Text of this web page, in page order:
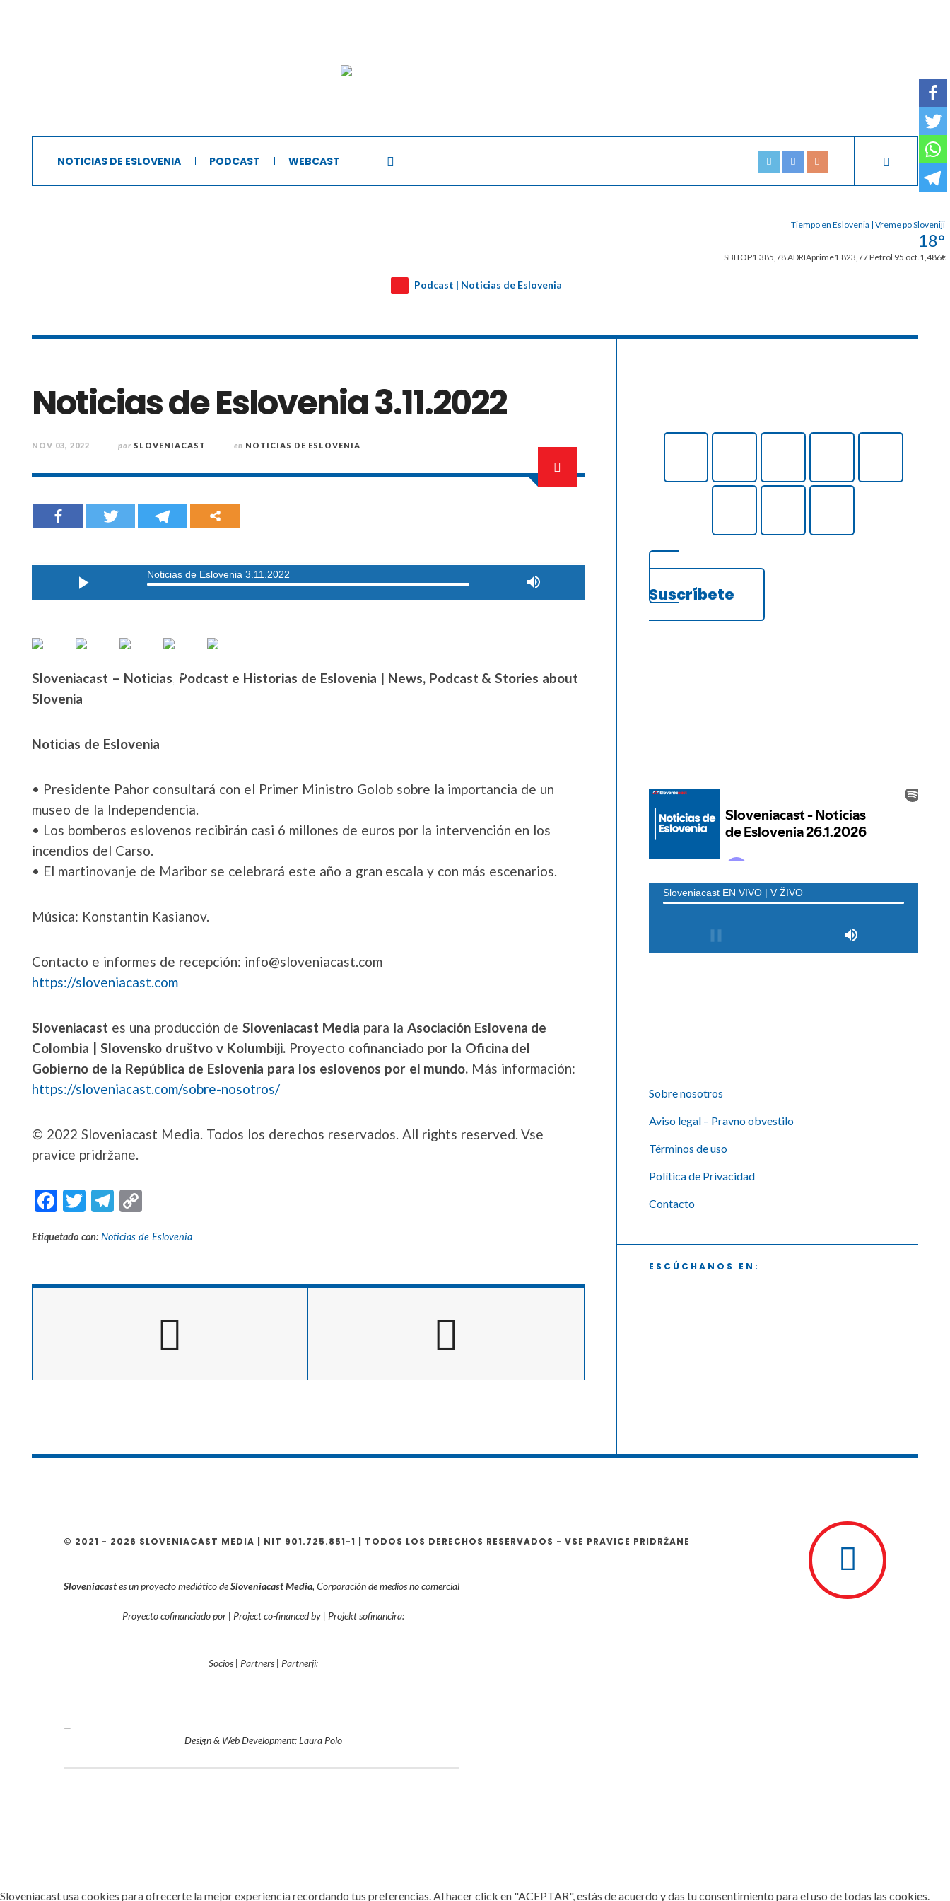
NOTICIAS DE ESLOVENIA PODCAST WEBCAST
Tiempo en Eslovenia | Vreme po Sloveniji
18°
SBITOP1.385,78ADRIAprime1.823,77Petrol 95 oct. 1,486€
Podcast | Noticias de Eslovenia
Noticias de Eslovenia 3.11.2022
NOV 03, 2022 por SLOVENIACAST en NOTICIAS DE ESLOVENIA
Sloveniacast – Noticias, Podcast e Historias de Eslovenia | News, Podcast & Stories about
Slovenia
Noticias de Eslovenia
• Presidente Pahor consultará con el Primer Ministro Golob sobre la importancia de un
museo de la Independencia.
• Los bomberos eslovenos recibirán casi 6 millones de euros por la intervención en los
incendios del Carso.
• El martinovanje de Maribor se celebrará este año a gran escala y con más escenarios.
Música: Konstantin Kasianov.
Contacto e informes de recepción: info@sloveniacast.com
https://sloveniacast.com
Sloveniacast es una producción de Sloveniacast Media para la Asociación Eslovena de
Colombia | Slovensko društvo v Kolumbiji.Proyecto cofinanciado por la Oficina del
Gobierno de la República de Eslovenia para los eslovenos por el mundo. Más información:
https://sloveniacast.com/sobre-nosotros/
© 2022 Sloveniacast Media. Todos los derechos reservados. All rights reserved. Vse
pravice pridržane.
F
e
o
T
itt
T
e
a
p
Li
Etiquetado con: Noticias de Eslovenia
Suscríbete
Sobre nosotros
Aviso legal – Pravno obvestilo
Términos de uso
Política de Privacidad
Contacto
ESCÚCHANOS EN:
© 2021 - 2026 SLOVENIACAST MEDIA | NIT 901.725.851-1 | TODOS LOS DERECHOS RESERVADOS - VSE PRAVICE PRIDRŽANE
Sloveniacastes un proyecto mediático deSloveniacast Media, Corporación de medios no comercial
Proyecto cofinanciado por | Project co-financed by | Projekt sofinancira:
Socios | Partners | Partnerji:
—
Design & Web Development: Laura Polo
Sloveniacast usa cookies para ofrecerte la mejor experiencia recordando tus preferencias. Al hacer click en "ACEPTAR", estás de acuerdo y das tu consentimiento para el uso de todas las cookies.